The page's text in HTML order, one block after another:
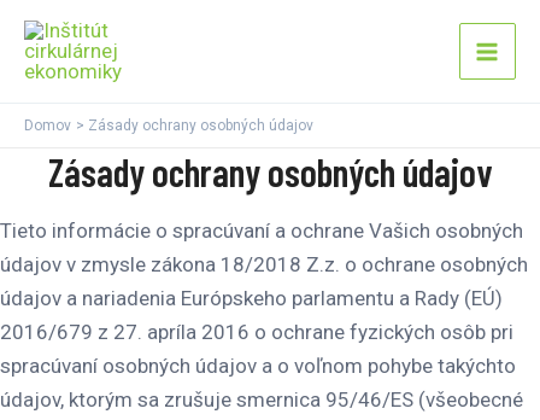
Preskočiť
obsah
Main
Domov Zásady ochrany osobných údajov
Zásady ochrany osobných údajov
Tieto informácie o spracúvaní a ochrane Vašich osobných
údajov v zmysle zákona 18/2018 Z.z. o ochrane osobných
údajov a nariadenia Európskeho parlamentu a Rady (EÚ)
2016/679 z 27. apríla 2016 o ochrane fyzických osôb pri
spracúvaní osobných údajov a o voľnom pohybe takýchto
údajov, ktorým sa zrušuje smernica 95/46/ES (všeobecné